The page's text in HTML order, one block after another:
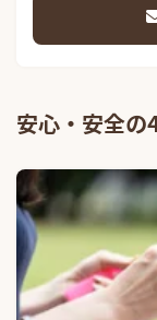
安心・安全の